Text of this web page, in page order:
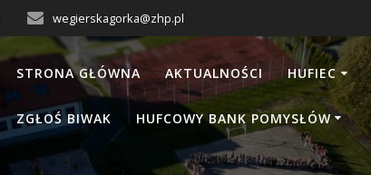
wegierskagorka@zhp.pl
STRONA GŁÓWNA AKTUALNOŚCI HUFIEC
ZGŁOŚ BIWAK HUFCOWY BANK POMYSŁÓW